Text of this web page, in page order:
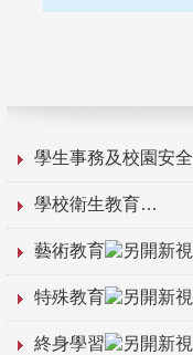
學生事務及校園安全
學校衛生教育
藝術教育
特殊教育
終身學習